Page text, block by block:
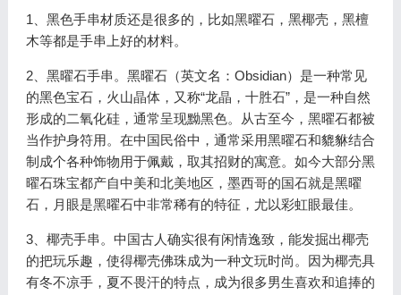
1、黑色手串材质还是很多的，比如黑曜石，黑椰壳，黑檀
木等都是手串上好的材料。
2、黑曜石手串。黑曜石（英文名：Obsidian）是一种常见
的黑色宝石，火山晶体，又称“龙晶，十胜石”，是一种自然
形成的二氧化硅，通常呈现黝黑色。从古至今，黑曜石都被
当作护身符用。在中国民俗中，通常采用黑曜石和貔貅结合
制成个各种饰物用于佩戴，取其招财的寓意。如今大部分黑
曜石珠宝都产自中美和北美地区，墨西哥的国石就是黑曜
石，月眼是黑曜石中非常稀有的特征，尤以彩虹眼最佳。
3、椰壳手串。中国古人确实很有闲情逸致，能发掘出椰壳
的把玩乐趣，使得椰壳佛珠成为一种文玩时尚。因为椰壳具
有冬不凉手，夏不畏汗的特点，成为很多男生喜欢和追捧的